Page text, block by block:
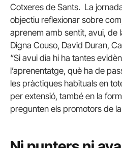
Cotxeres de Sants. La
objectiu reflexionar sobre
aprenem amb sentit, avui, de
Digna Couso, David Duran,
“Si avui dia hi ha tantes
l’aprenentatge, què ha de
les pràctiques habituals en
per extensió, també en la
pregunten els promotors de